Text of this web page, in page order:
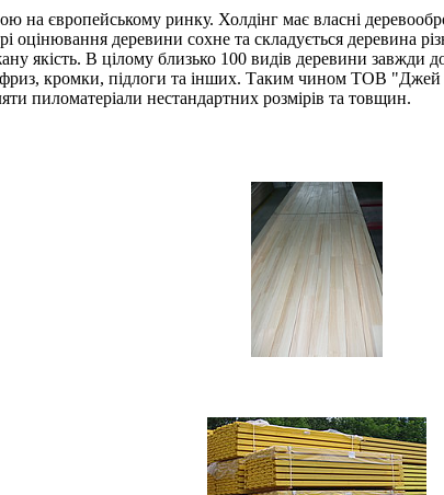
на європейському ринку. Холдінг має власні
оцінювання деревини сохне та складується деревина
якість. В цілому близько 100 видів деревини завжди
кромки, підлоги та інших. Таким чином ТОВ
пиломатеріали нестандартних розмірів та товщин.